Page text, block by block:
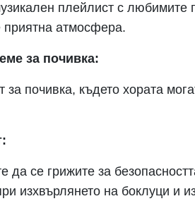
плейлист с любимите
приятна атмосфера.
за почивка:
за почивка, където хората
да се грижите за
изхвърлянето на боклуци и